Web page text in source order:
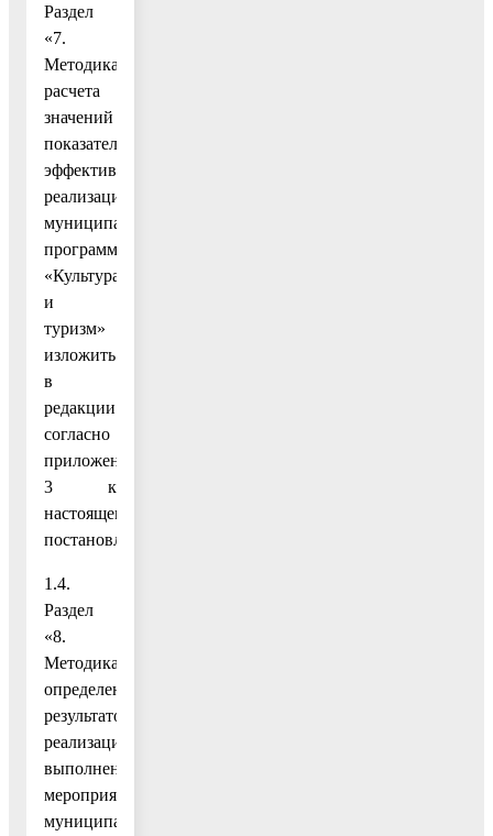
Раздел
«7.
Методика
расчета
значений
показателей
эффективности
реализации
муниципальной
программы
«Культура
и
туризм»
изложить
в
редакции
согласно
приложению
3 к
настоящему
постановлению;
1.4.
Раздел
«8.
Методика
определения
результатов
реализации
выполнения
мероприятий
муниципальной